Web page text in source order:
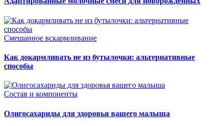
Смешанное вскармливание
Как докармливать не из бутылочки: альтернативные
способы
Состав и компоненты
Олигосахариды для здоровья вашего малыша